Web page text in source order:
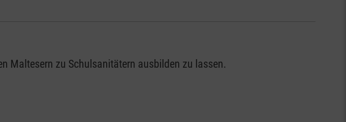
Maltesern zu Schulsanitätern ausbilden zu lassen.